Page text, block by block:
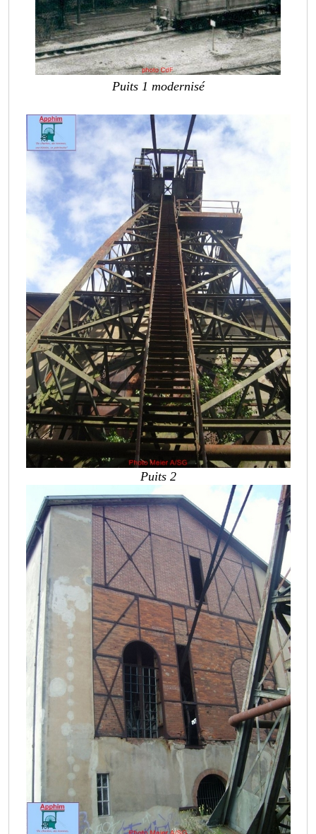
Puits 1 modernisé
Puits 2